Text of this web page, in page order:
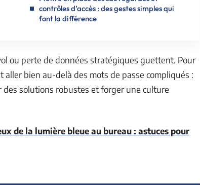
contrôles d’accès : des gestes simples qui
font la différence
ou perte de données stratégiques guettent. Pour
bien au-delà des mots de passe compliqués :
solutions robustes et forger une culture
de la lumière bleue au bureau : astuces pour